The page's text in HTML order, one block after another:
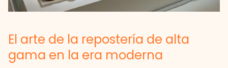
El arte de la repostería de alta
gama en la era moderna